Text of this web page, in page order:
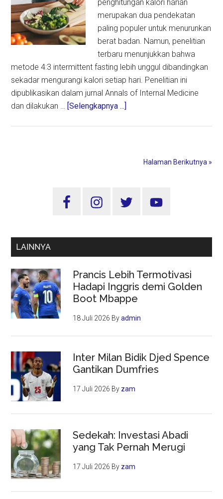
penghitungan kalori harian
merupakan dua pendekatan
paling populer untuk menurunkan
berat badan. Namun, penelitian
terbaru menunjukkan bahwa
metode 4:3 intermittent fasting lebih unggul dibandingkan
sekadar mengurangi kalori setiap hari. Penelitian ini
dipublikasikan dalam jurnal Annals of Internal Medicine
dan dilakukan … [Selengkapnya ...]
Lebih
Berat
Badan
Halaman Berikutnya »
Sidebar
LAINNYA
Prancis Lebih Termotivasi
Hadapi Inggris demi Golden
Boot Mbappe
18 Juli 2026 Byadmin
Inter Milan Bidik Djed Spence
Gantikan Dumfries
17 Juli 2026 By zam
Sedekah: Investasi Abadi
yang Tak Pernah Merugi
17 Juli 2026 By zam